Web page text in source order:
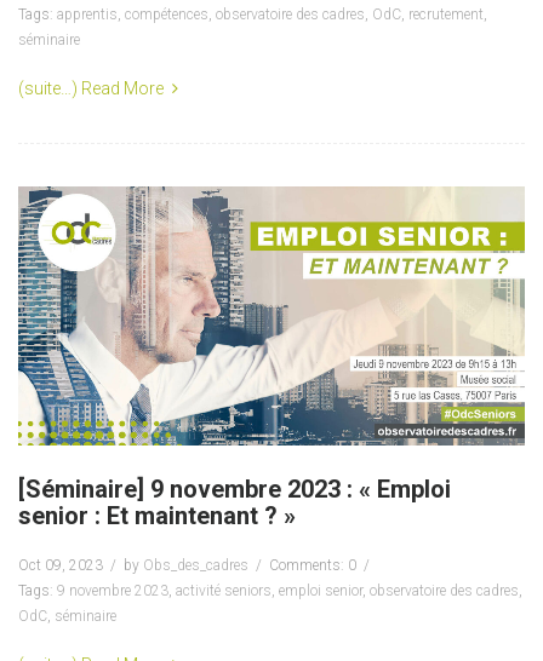
Tags: apprentis, compétences, observatoire des cadres, OdC, recrutement,
séminaire
(suite…) Read More
[Séminaire] 9 novembre 2023 : « Emploi
senior : Et maintenant ? »
Oct 09, 2023 by Obs_des_cadres
Comments: 0
Tags: 9 novembre 2023, activité seniors, emploi senior, observatoire des cadres,
OdC, séminaire